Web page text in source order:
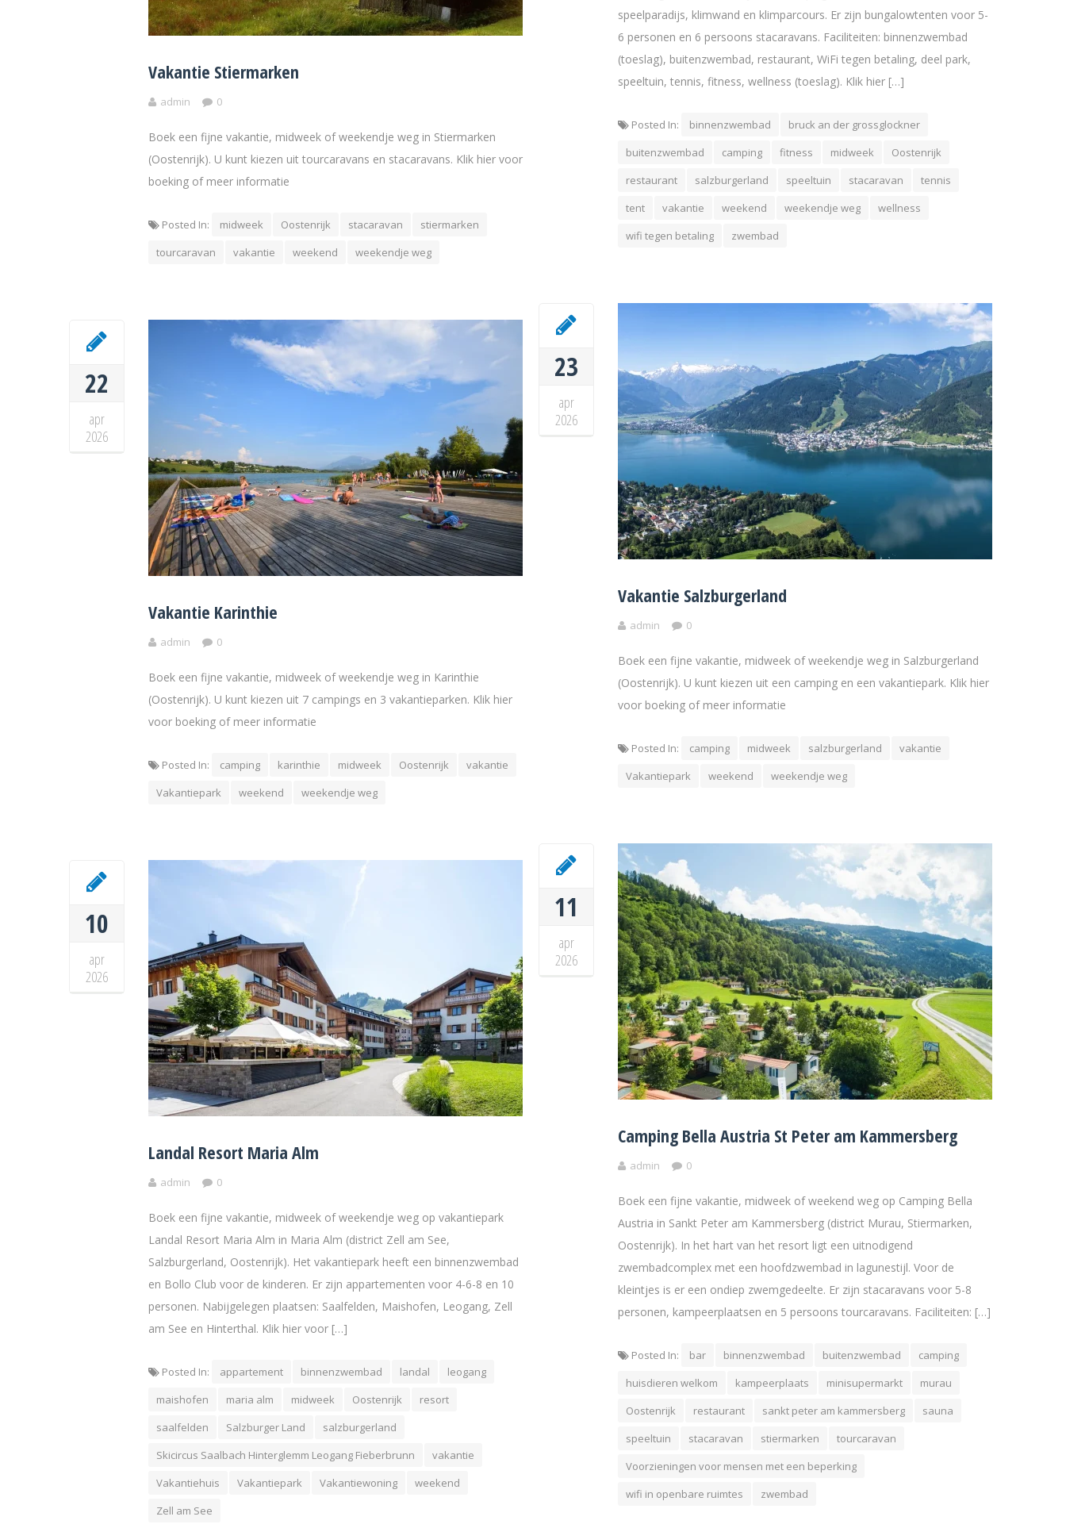
speelparadijs, klimwand en klimparcours. Er zijn bungalowtenten voor 5-
6 personen en 6 persoons stacaravans. Faciliteiten: binnenzwembad
(toeslag), buitenzwembad, restaurant, WiFi tegen betaling, deel park,
speeltuin, tennis, fitness, wellness (toeslag). Klik hier […]
Posted In: binnenzwembad
bruck an der grossglockner
buitenzwembad
camping fitness midweek
Oostenrijk
restaurant
salzburgerland speeltuin stacaravan
tennis
tent
vakantie weekend weekendje weg
wellness
wifi tegen betaling
zwembad
Vakantie Stiermarken
admin 0
Boek een fijne vakantie, midweek of weekendje weg in Stiermarken
(Oostenrijk). U kunt kiezen uit tourcaravans en stacaravans. Klik hier voor
boeking of meer informatie
Posted In: midweek Oostenrijk stacaravan
stiermarken
tourcaravan
vakantie weekend weekendje weg
23
apr
2026
Vakantie Salzburgerland
admin 0
Boek een fijne vakantie, midweek of weekendje weg in Salzburgerland
(Oostenrijk). U kunt kiezen uit een camping en een vakantiepark. Klik hier
voor boeking of meer informatie
Posted In: camping midweek salzburgerland
vakantie
Vakantiepark
weekend weekendje weg
22
apr
2026
Vakantie Karinthie
admin 0
Boek een fijne vakantie, midweek of weekendje weg in Karinthie
(Oostenrijk). U kunt kiezen uit 7 campings en 3 vakantieparken. Klik hier
voor boeking of meer informatie
Posted In: camping karinthie midweek Oostenrijk
vakantie
Vakantiepark
weekend weekendje weg
11
apr
2026
Camping Bella Austria St Peter am Kammersberg
admin 0
Boek een fijne vakantie, midweek of weekend weg op Camping Bella
Austria in Sankt Peter am Kammersberg (district Murau, Stiermarken,
Oostenrijk). In het hart van het resort ligt een uitnodigend
zwembadcomplex met een hoofdzwembad in lagunestijl. Voor de
kleintjes is er een ondiep zwemgedeelte. Er zijn stacaravans voor 5-8
personen, kampeerplaatsen en 5 persoons tourcaravans. Faciliteiten: […]
Posted In: bar binnenzwembad buitenzwembad
camping
huisdieren welkom
kampeerplaats minisupermarkt
murau
Oostenrijk
restaurant sankt peter am kammersberg
sauna
speeltuin
stacaravan stiermarken
tourcaravan
Voorzieningen voor mensen met een beperking
wifi in openbare ruimtes
zwembad
10
apr
2026
Landal Resort Maria Alm
admin 0
Boek een fijne vakantie, midweek of weekendje weg op vakantiepark
Landal Resort Maria Alm in Maria Alm (district Zell am See,
Salzburgerland, Oostenrijk). Het vakantiepark heeft een binnenzwembad
en Bollo Club voor de kinderen. Er zijn appartementen voor 4-6-8 en 10
personen. Nabijgelegen plaatsen: Saalfelden, Maishofen, Leogang, Zell
am See en Hinterthal. Klik hier voor […]
Posted In: appartement binnenzwembad landal
leogang
maishofen
maria alm midweek Oostenrijk
resort
saalfelden
Salzburger Land
salzburgerland
Skicircus Saalbach Hinterglemm Leogang Fieberbrunn
vakantie
Vakantiehuis
Vakantiepark Vakantiewoning
weekend
Zell am See